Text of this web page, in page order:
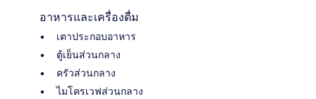
อาหารและเครื่องดื่ม
เตาประกอบอาหาร
ตู้เย็นส่วนกลาง
ครัวส่วนกลาง
ไมโครเวฟส่วนกลาง